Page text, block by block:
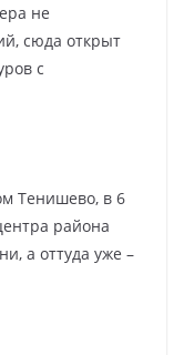
не
сюда открыт
с
Тенишево, в 6
района
а оттуда уже –